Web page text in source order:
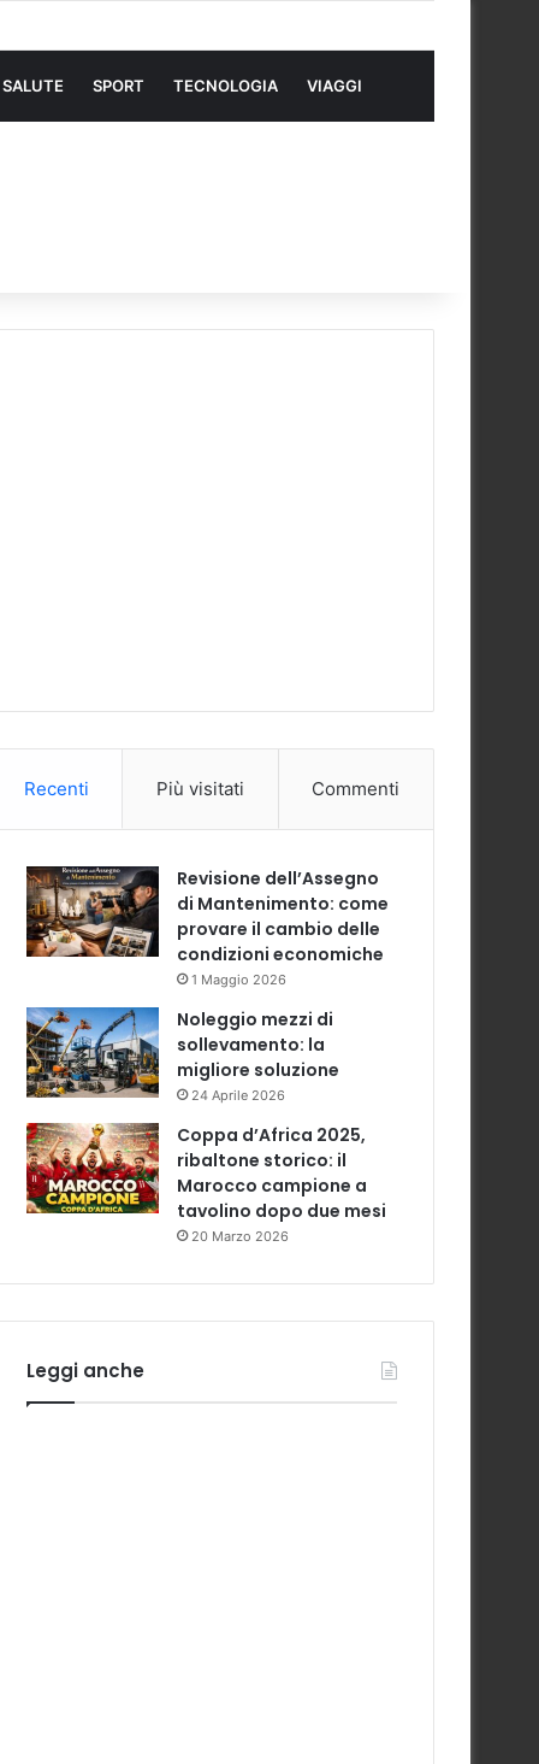
SALUTE SPORT TECNOLOGIA VIAGGI
Recenti Più visitati Commenti
Revisione dell’Assegno
di Mantenimento: come
provare il cambio delle
condizioni economiche
1 Maggio 2026
Noleggio mezzi di
sollevamento: la
migliore soluzione
24 Aprile 2026
Coppa d’Africa 2025,
ribaltone storico: il
Marocco campione a
tavolino dopo due mesi
20 Marzo 2026
Leggi anche